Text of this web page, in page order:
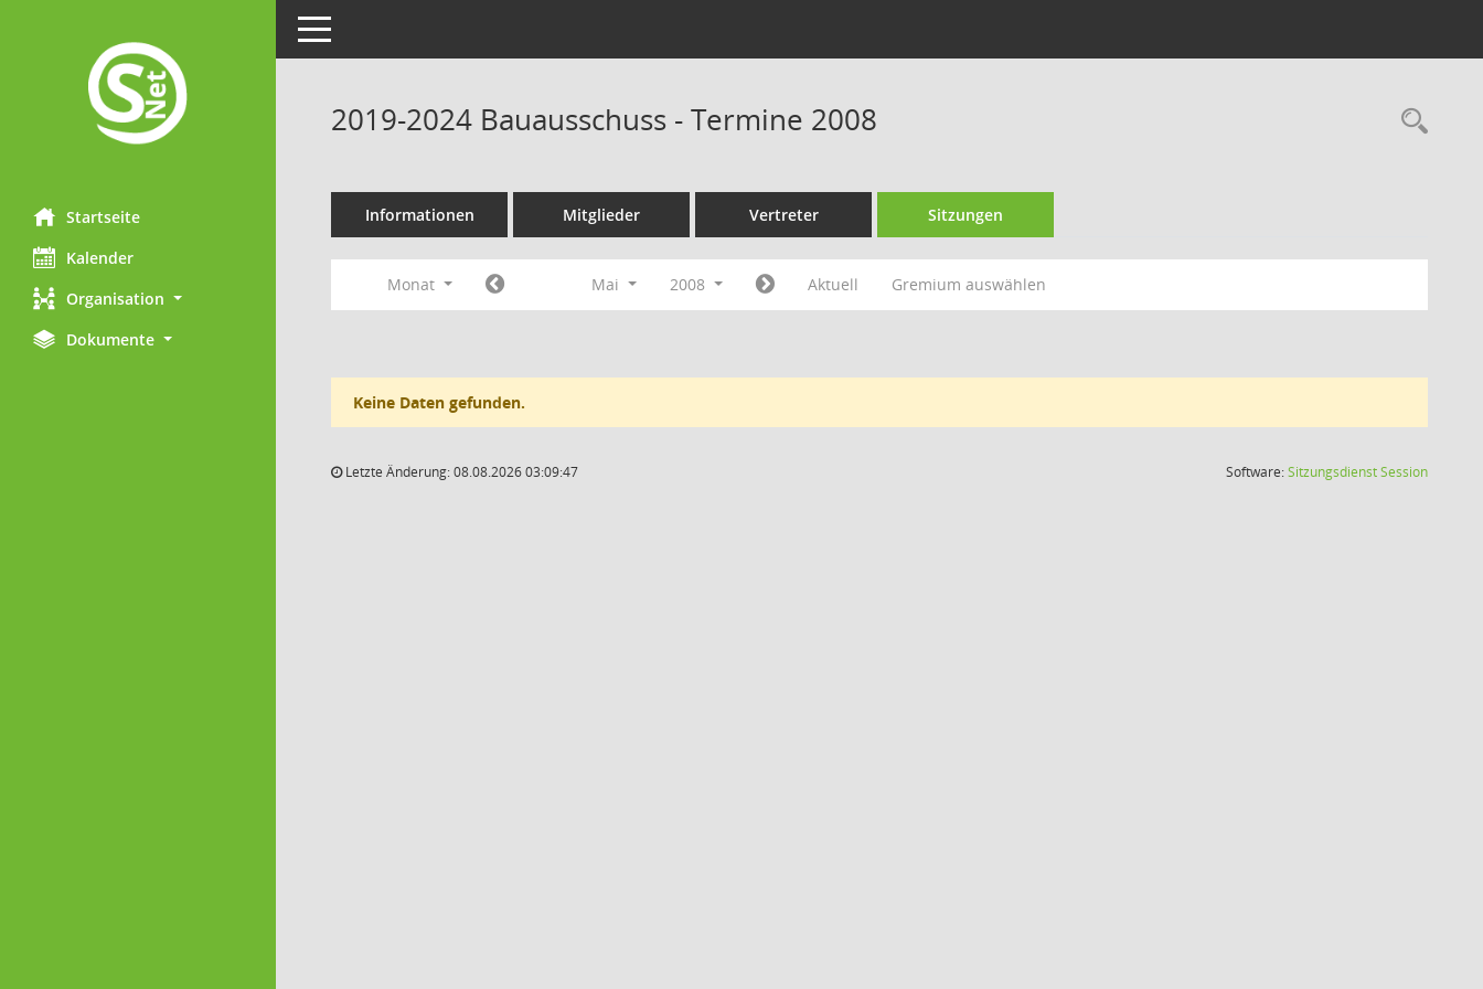
Startseite
Kalender
Organisation
Dokumente
Toggle navigation
2019-2024 Bauausschuss - Termine 2008
Informationen Mitglieder Vertreter Sitzungen
Monat Mai 2008 Aktuell Gremium auswählen
Keine Daten gefunden.
Letzte Änderung: 08.08.2026 03:09:47 Software:SitzungsdienstSession(Wird in